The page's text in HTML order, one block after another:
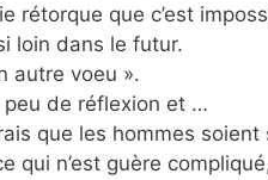
rétorque que c’est
loin dans le futur.
autre voeu ».
peu de réflexion et …
que les hommes
qui n’est guère